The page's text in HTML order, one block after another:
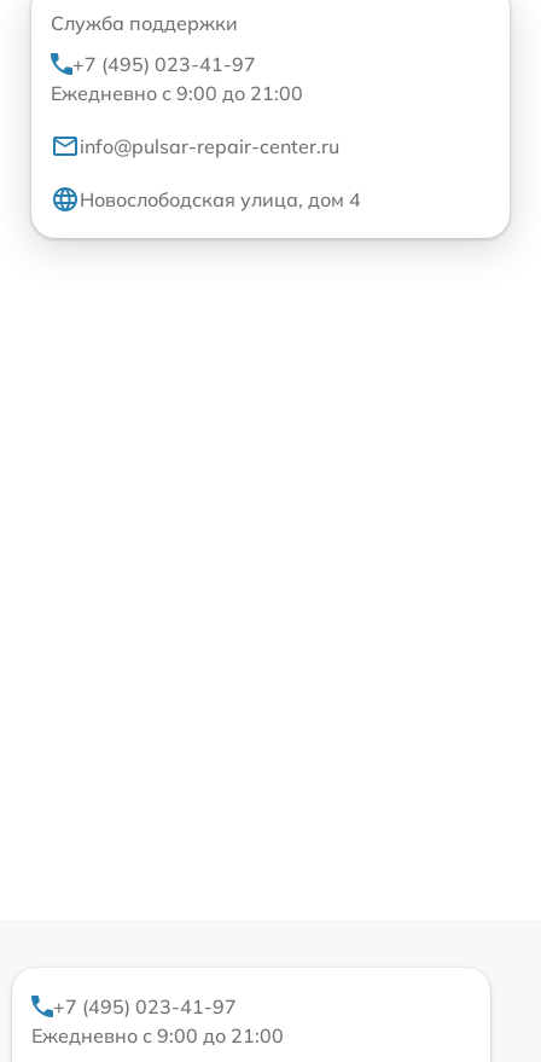
Служба поддержки
+7 (495) 023-41-97
Ежедневно с 9:00 до 21:00
info@pulsar-repair-center.ru
Новослободская улица, дом 4
+7 (495) 023-41-97
Ежедневно с 9:00 до 21:00